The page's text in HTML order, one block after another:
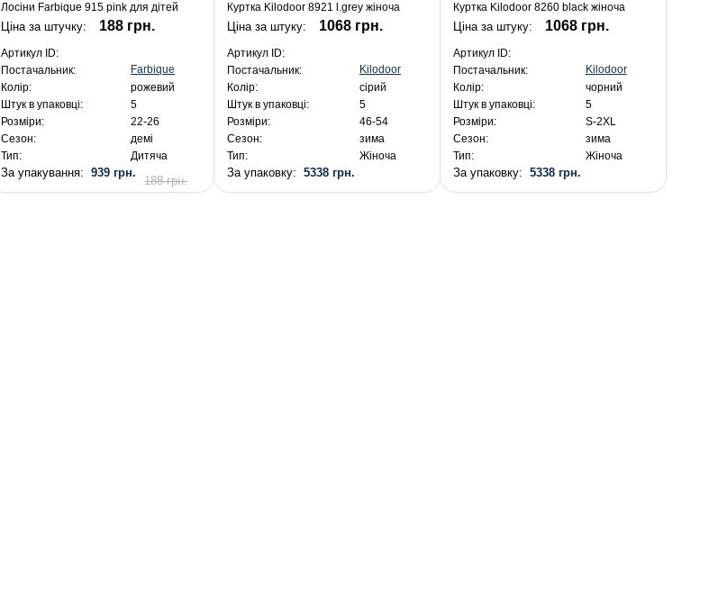
Лосіни Farbique 915 pink для дітей
Ціна за штучку: 188 грн.
Артикул ID:
Постачальник:
Farbique
Колір:
рожевий
Штук в упаковці:
5
Розміри:
22-26
Сезон:
демі
Тип:
Дитяча
За упакування:939 грн.
188 грн.
Куртка Kilodoor 8921 l.grey жіноча
Ціна за штуку: 1068 грн.
Артикул ID:
Постачальник:
Kilodoor
Колір:
сірий
Штук в упаковці:
5
Розміри:
46-54
Сезон:
зима
Тип:
Жіноча
За упаковку: 5338 грн.
Куртка Kilodoor 8260 black жіноча
Ціна за штуку: 1068 грн.
Артикул ID:
Постачальник:
Kilodoor
Колір:
чорний
Штук в упаковці:
5
Розміри:
S-2XL
Сезон:
зима
Тип:
Жіноча
За упаковку: 5338 грн.